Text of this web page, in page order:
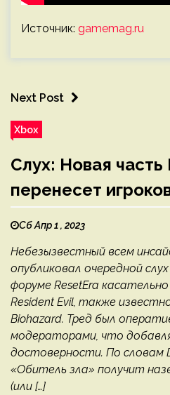
Источник: gamemag.ru
Next Post
Xbox
Слух: Новая
перенесет
Сб Апр 1 , 2023
Небезызвестный всем
опубликовал очередной
форуме ResetEra
Resident Evil, также
Biohazard. Тред был
модераторами, что
достоверности. По словам
«Обитель зла» получит
(или […]